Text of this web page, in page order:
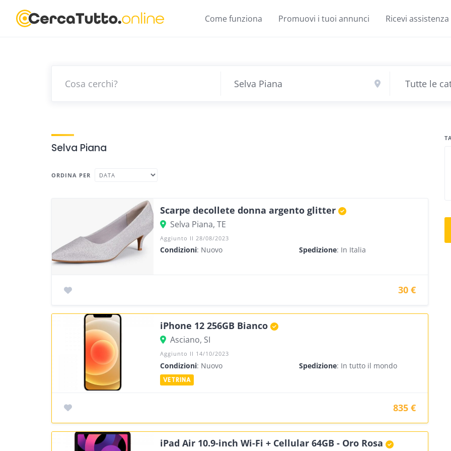
content
Come funziona Promuovi i tuoi annunci Ricevi assistenza
Selva Piana
ORDINA PER
Scarpe decollete donna argento glitter
Selva Piana, TE
Aggiunto Il 28/08/2023
Condizioni: Nuovo Spedizione: In Italia
30 €
iPhone 12 256GB Bianco
Asciano, SI
Aggiunto Il 14/10/2023
Condizioni: Nuovo Spedizione: In tutto il mondo
835 €
iPad Air 10.9-inch Wi-Fi + Cellular 64GB - Oro Rosa